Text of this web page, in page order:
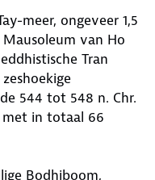
meer, ongeveer 1,5
van Ho
Tran
544 tot 548 n. Chr.
in totaal 66
Bodhiboom,